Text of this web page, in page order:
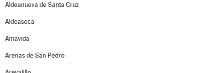
Aldeanueva de Santa Cruz
Aldeaseca
Amavida
Arenas de San Pedro